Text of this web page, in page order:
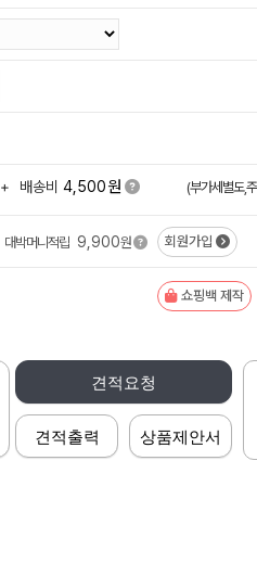
+ 배송비 4,500원 (부가세별도,
대박머니적립 9,900원 회원가입
쇼핑백 제작
견적요청
견적출력 상품제안서